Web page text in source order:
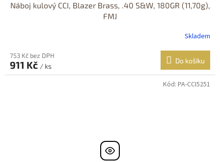
Náboj kulový CCI, Blazer Brass, .40 S&W, 180GR (11,70g),
FMJ
Skladem
753 Kč bez DPH
911 Kč / ks
Do košíku
Kód: PA-CCI5251